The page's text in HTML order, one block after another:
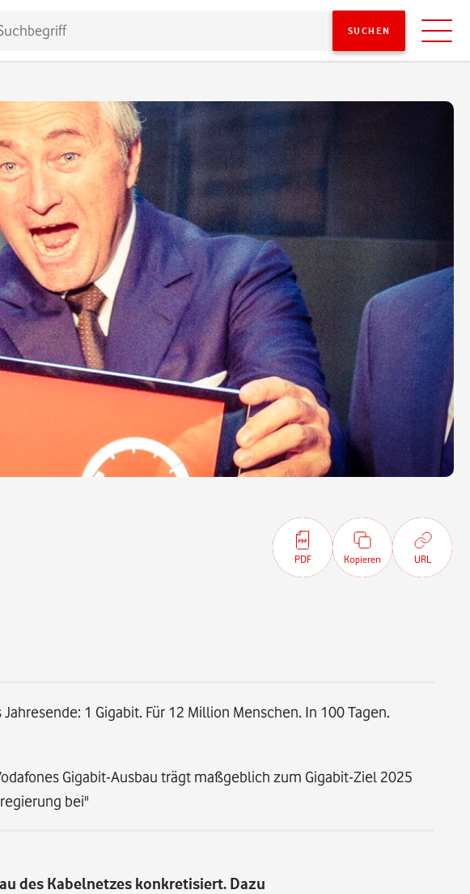
PDF Kopieren URL
Jahresende: 1 Gigabit. Für 12 Million Menschen. In 100 Tagen.
Gigabit-Ausbau trägt maßgeblich zum Gigabit-Ziel 2025
bei"
des Kabelnetzes konkretisiert. Dazu